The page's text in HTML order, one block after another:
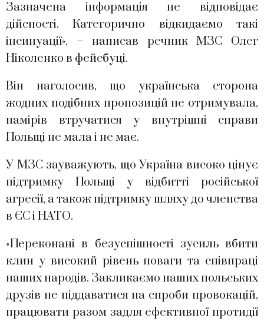
Зазначена інформація не відповідає
дійсності. Категорично відкидаємо такі
інсинуації», – написав речник МЗС Олег
Ніколенко в фейсбуці.
Він наголосив, що українська сторона
жодних подібних пропозицій не отримувала,
намірів втручатися у внутрішні справи
Польщі не мала і не має.
У МЗС зауважують, що Україна високо цінує
підтримку Польщі у відбитті російської
агресії, а також підтримку шляху до членства
в ЄС і НАТО.
«Переконані в безуспішності зусиль вбити
клин у високий рівень поваги та співпраці
наших народів. Закликаємо наших польських
друзів не піддаватися на спроби провокацій,
працювати разом задля ефективної протидії